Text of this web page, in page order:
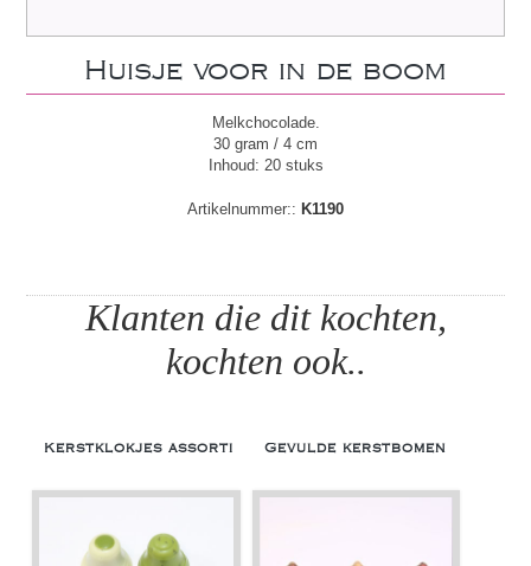
Huisje voor in de boom
Melkchocolade.
30 gram / 4 cm
Inhoud: 20 stuks
Artikelnummer:: K1190
Klanten die dit kochten,
kochten ook..
Kerstklokjes assorti Gevulde kerstbomen